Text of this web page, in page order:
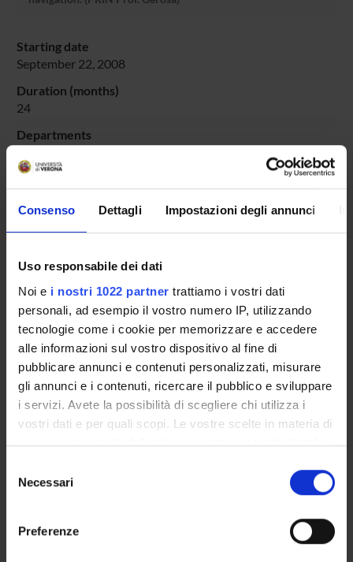
Consenso Dettagli Impostazioni degli annunci
Uso responsabile dei dati
Noi e i nostri 1022 partner trattiamo i vostri dati
personali, ad esempio il vostro numero IP, utilizzando
tecnologie come i cookie per memorizzare e accedere
alle informazioni sul vostro dispositivo al fine di
pubblicare annunci e contenuti personalizzati, misurare
gli annunci e i contenuti, ricercare il pubblico e sviluppare
i servizi. Avete la possibilità di scegliere chi utilizza i
vostri dati e per quali scopi. Le vostre scelte in materia di
privacy sono applicabili solo su questa proprietà digitale
modificare o revocare il proprio consenso in qualsiasi
momento dalla Dichiarazione sui cookie o facendo clic
delNecessari
Preferenze
Starting date
September 22, 2008
Duration (months)
24
Departments
Managers or local contacts
Importo complessivo: 60.000,00 €
SPONSORS:
MIUR - PRIN
Funds:assigned and managed by the department
Syllabus:PRIN
Funds:assigned and managed by the department
assigned and managed by the department
Massimo Gerosa